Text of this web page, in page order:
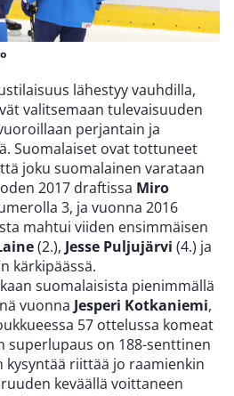
lähestyy vauhdilla,
valitsemaan tulevaisuuden
perjantain ja
Suomalaiset ovat tottuneet
joku suomalainen varataan
2017 draftissa Miro
3, ja vuonna 2016
mahtui viiden ensimmäisen
(2.), Jesse Puljujärvi (4.) ja
kärkipäässä.
suomalaisista pienimmällä
vuonna Jesperi Kotkaniemi,
57 ottelussa komeat
superlupaus on 188-senttinen
kysyntää riittää jo raamienkin
keväällä voittaneen